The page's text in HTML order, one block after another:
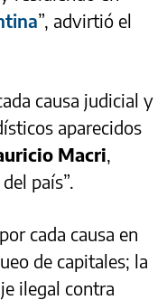
”, advirtió el
causa judicial y
aparecidos
Macri,
país”.
cada causa en
de capitales; la
ilegal contra